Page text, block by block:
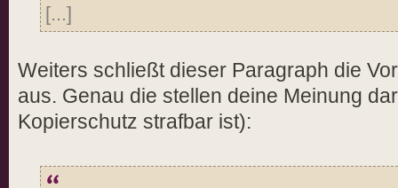
[...]
Weiters schließt dieser Paragraph die
aus. Genau die stellen deine Meinung
Kopierschutz strafbar ist):